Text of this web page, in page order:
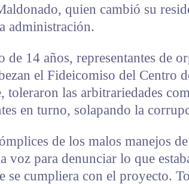
quien cambió su
administración.
de 14 años, representantes de
el Fideicomiso del Centro
toleraron las arbitrariedades
en turno, solapando la
de los malos manejos
voz para denunciar lo que
se cumpliera con el proyecto.